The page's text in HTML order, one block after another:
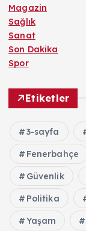
Magazin
Sağlık
Sanat
Son Dakika
Spor
Etiketler
3-sayfa
Fenerbahçe
Güvenlik
Politika
Yaşam